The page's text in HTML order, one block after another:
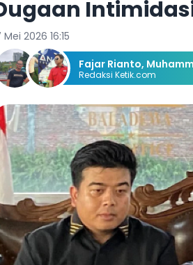
Mei 2026 16:15
Fajar Rianto,
Redaksi Ketik.com